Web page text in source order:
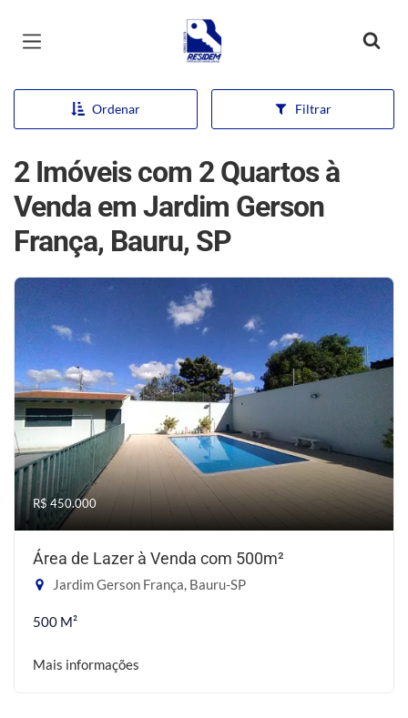
Página inicial
Ordenar Filtrar
2 Imóveis com 2 Quartos à
Venda em Jardim Gerson
França, Bauru, SP
R$ 450.000
Área de Lazer à Venda com 500m²
Jardim Gerson França, Bauru-SP
500 M²
Mais informações